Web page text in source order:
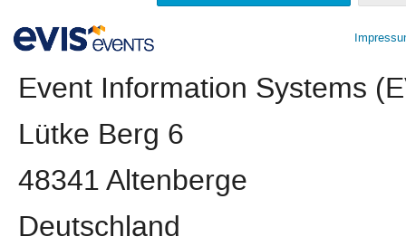
Event Information Systems
Lütke Berg 6
48341 Altenberge
Deutschland